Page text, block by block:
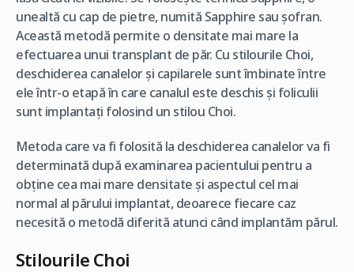
unealtă cu cap de pietre, numită Sapphire sau șofran.
Această metodă permite o densitate mai mare la
efectuarea unui transplant de păr. Cu stilourile Choi,
deschiderea canalelor și capilarele sunt îmbinate între
ele într-o etapă în care canalul este deschis și foliculii
sunt implantați folosind un stilou Choi.
Metoda care va fi folosită la deschiderea canalelor va fi
determinată după examinarea pacientului pentru a
obține cea mai mare densitate și aspectul cel mai
normal al părului implantat, deoarece fiecare caz
necesită o metodă diferită atunci când implantăm părul.
Stilourile Choi